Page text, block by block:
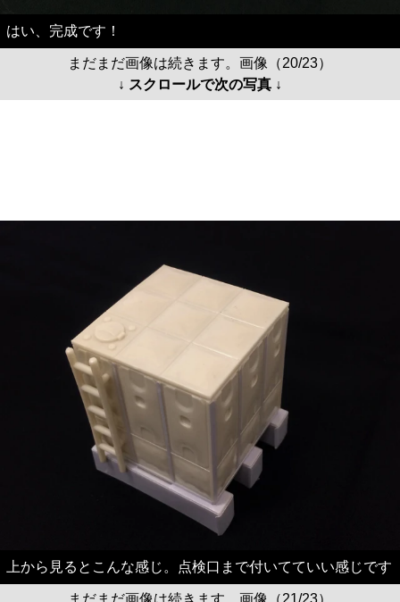
はい、完成です！
まだまだ画像は続きます。画像（20/23）
↓ スクロールで次の写真 ↓
上から見るとこんな感じ。点検口まで付いてていい感じです